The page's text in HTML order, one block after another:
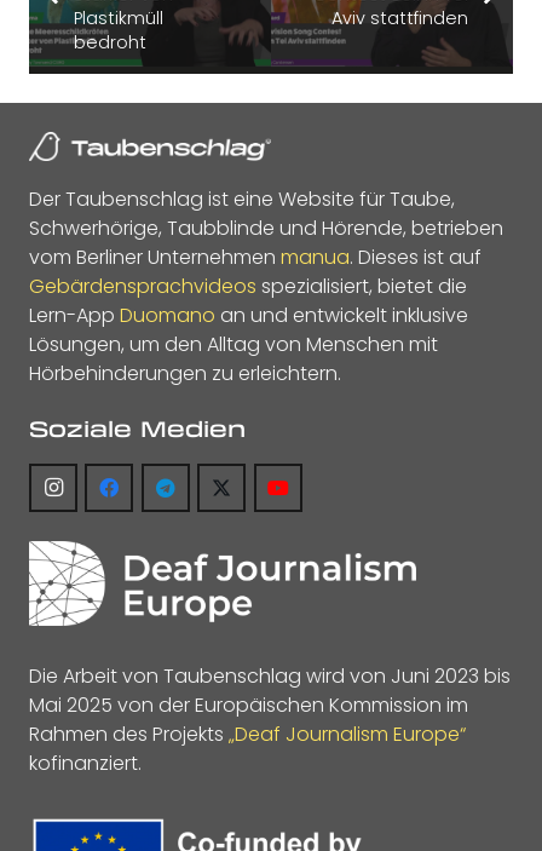
Plastikmüll
bedroht
Aviv stattfinden
Der Taubenschlag ist eine Website für Taube,
Schwerhörige, Taubblinde und Hörende, betrieben
vom Berliner Unternehmen manua. Dieses ist auf
Gebärdensprachvideos spezialisiert, bietet die
Lern-App Duomano an und entwickelt inklusive
Lösungen, um den Alltag von Menschen mit
Hörbehinderungen zu erleichtern.
Soziale Medien
Die Arbeit von Taubenschlag wird von Juni 2023 bis
Mai 2025 von der Europäischen Kommission im
Rahmen des Projekts „Deaf Journalism Europe“
kofinanziert.